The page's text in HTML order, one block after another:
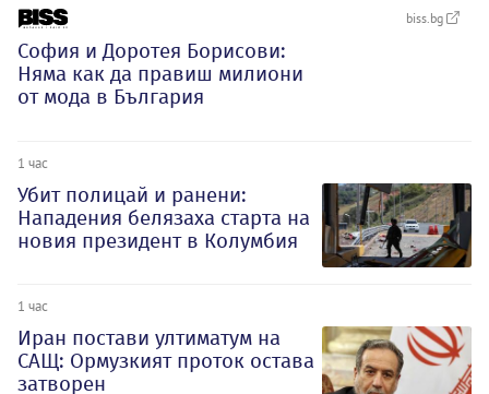
biss.bg
София и Доротея Борисови:
Няма как да правиш милиони
от мода в България
1 час
Убит полицай и ранени:
Нападения белязаха старта на
новия президент в Колумбия
1 час
Иран постави ултиматум на
САЩ: Ормузкият проток остава
затворен